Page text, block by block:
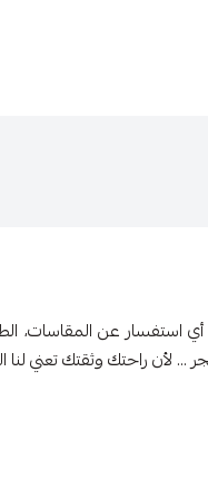
استفسار عن المقاسات،
لأن راحتك وثقتك تعني لنا